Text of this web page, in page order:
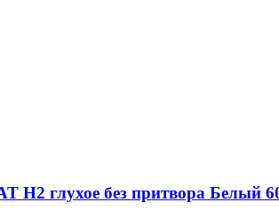
H2 глухое без притвора Белый